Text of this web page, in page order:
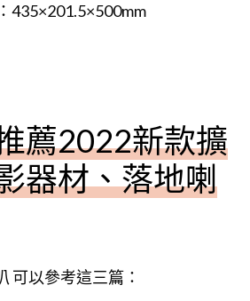
435×201.5×500mm
薦2022新款擴
器材、落地喇
可以參考這三篇：